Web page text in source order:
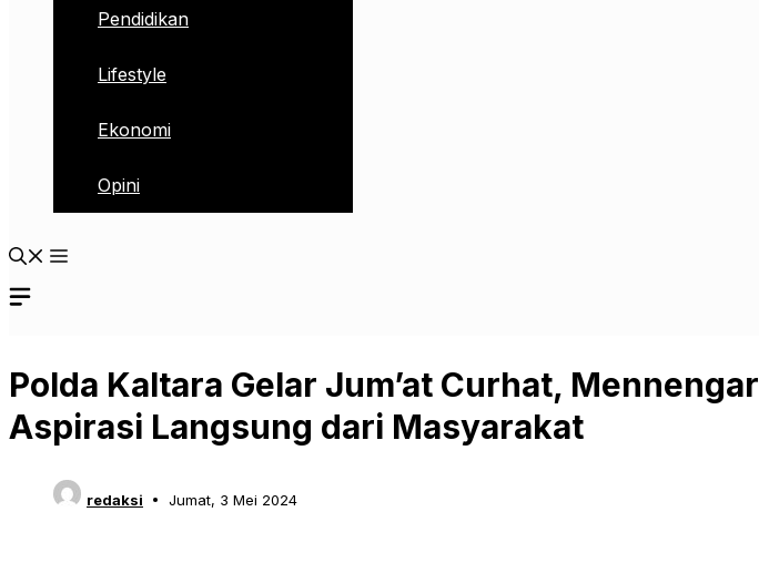
Pendidikan
Lifestyle
Ekonomi
Opini
Polda Kaltara Gelar Jum’at Curhat, Mennengar
Aspirasi Langsung dari Masyarakat
redaksi Jumat, 3 Mei 2024